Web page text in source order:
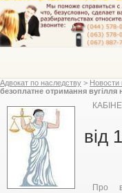
Адвокат по наследству > Новости
безоплатне отримання
будинках з центральним
від
Про